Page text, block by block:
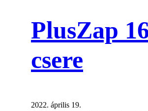
PlusZap
csere
2022. április 19.